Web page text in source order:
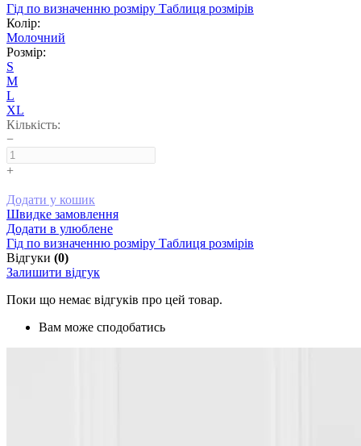
Гід по визначенню розміру Таблиця розмірів
Колір:
Молочний
Розмір:
S
M
L
XL
Кількість:
−
+
Додати у кошик
Швидке замовлення
Додати в улюблене
Гід по визначенню розміру Таблиця розмірів
Відгуки (0)
Залишити відгук
Поки що немає відгуків про цей товар.
Вам може сподобатись